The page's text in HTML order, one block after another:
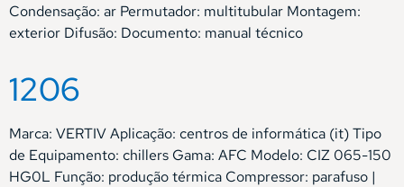
Condensação: ar Permutador: multitubular Montagem:
exterior Difusão: Documento: manual técnico
1206
Marca: VERTIV Aplicação: centros de informática (it) Tipo
de Equipamento: chillers Gama: AFC Modelo: CIZ 065-150
HG0L Função: produção térmica Compressor: parafuso |